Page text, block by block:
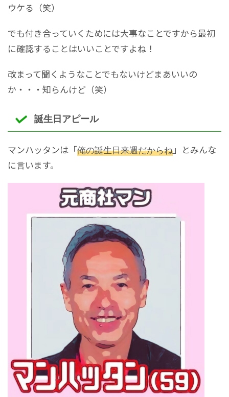
ウケる（笑）
でも付き合っていくためには大事なことですから最初
に確認することはいいことですよね！
改まって聞くようなことでもないけどまあいいの
か・・・知らんけど（笑）
誕生日アピール
マンハッタンは「俺の誕生日来週だからね」とみんな
に言います。